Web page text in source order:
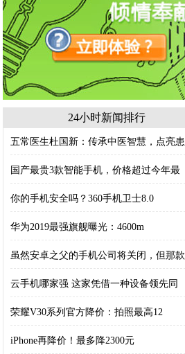
24小时新闻排行
五常医生杜国新：传承中医智慧，点亮患
国产最贵3款智能手机，价格超过今年最
你的手机安全吗？360手机卫士8.0
华为2019最强旗舰曝光：4600m
虽然安卓之父的手机公司将关闭，但那款
云手机哪家强 这家凭借一种设备领先同
荣耀V30系列官方降价：拍照最高12
iPhone再降价！最多降2300元